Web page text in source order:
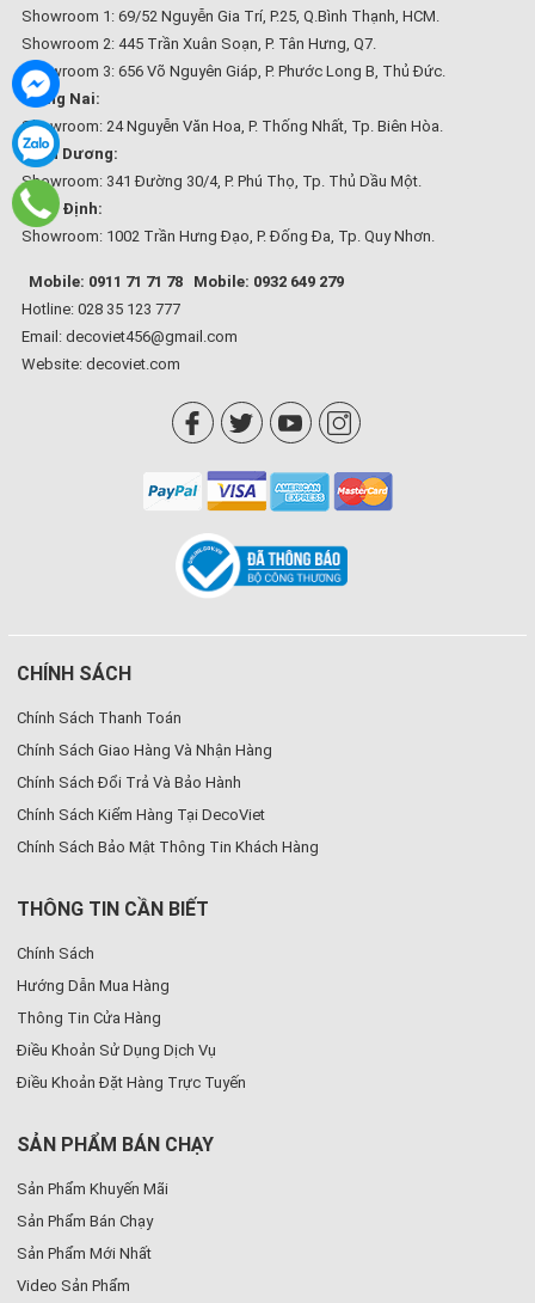
Showroom 1: 69/52 Nguyễn Gia Trí, P.25, Q.Bình Thạnh, HCM.
Showroom 2: 445 Trần Xuân Soạn, P. Tân Hưng, Q7.
Showroom 3: 656 Võ Nguyên Giáp, P. Phước Long B, Thủ Đức.
Đồng Nai:
Showroom: 24 Nguyễn Văn Hoa, P. Thống Nhất, Tp. Biên Hòa.
Bình Dương:
Showroom: 341 Đường 30/4, P. Phú Thọ, Tp. Thủ Dầu Một.
Bình Định:
Showroom: 1002 Trần Hưng Đạo, P. Đống Đa, Tp. Quy Nhơn.
Mobile: 0911 71 71 78
Mobile: 0932 649 279
Hotline: 028 35 123 777
Email: decoviet456@gmail.com
Website: decoviet.com
CHÍNH SÁCH
Chính Sách Thanh Toán
Chính Sách Giao Hàng Và Nhận Hàng
Chính Sách Đổi Trả Và Bảo Hành
Chính Sách Kiểm Hàng Tại DecoViet
Chính Sách Bảo Mật Thông Tin Khách Hàng
THÔNG TIN CẦN BIẾT
Chính Sách
Hướng Dẫn Mua Hàng
Thông Tin Cửa Hàng
Điều Khoản Sử Dụng Dịch Vụ
Điều Khoản Đặt Hàng Trực Tuyến
SẢN PHẨM BÁN CHẠY
Sản Phẩm Khuyến Mãi
Sản Phẩm Bán Chạy
Sản Phẩm Mới Nhất
Video Sản Phẩm